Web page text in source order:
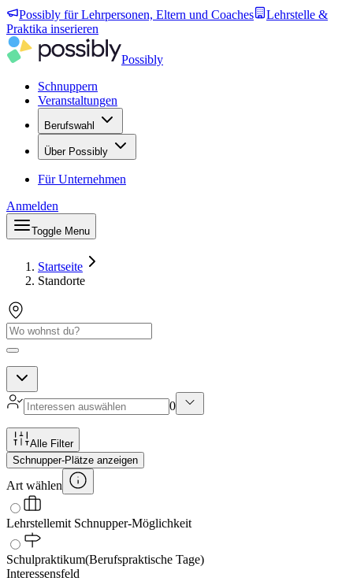
Possibly für Lehrpersonen, Eltern und Coaches
Lehrstelle &
Praktika inserieren
Possibly
Schnuppern
Veranstaltungen
Berufswahl
Über Possibly
Für Unternehmen
Anmelden
Toggle Menu
Startseite
Standorte
0
Alle Filter
Schnupper-Plätze anzeigen
Art wählen
Lehrstellemit Schnupper-Möglichkeit
Schulpraktikum(Berufspraktische Tage)
Interessensfeld